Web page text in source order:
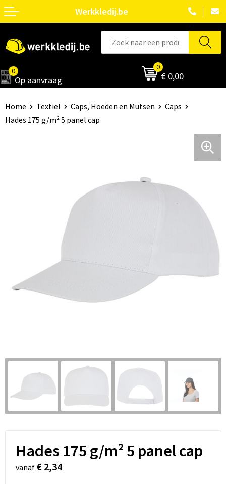
Werkkledij.be
0
Op aanvraag
0
€ 0,00
Home Textiel Caps, Hoeden en Mutsen
Caps
Hades 175 g/m² 5 panel cap
Hades 175 g/m² 5 panel cap
vanaf € 2,34